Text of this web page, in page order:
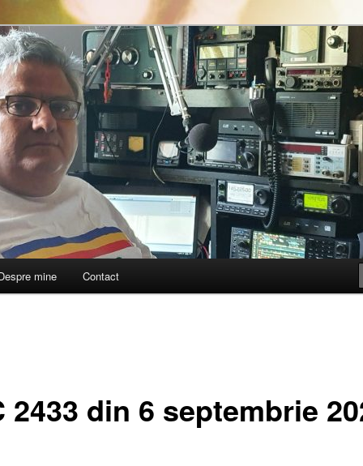
informativă a Federației
și Diverse din
mine Contact
2433 din 6 septembrie